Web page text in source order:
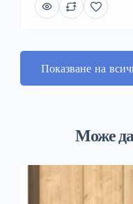
Показване на
Може да